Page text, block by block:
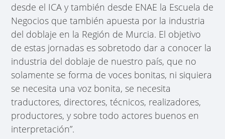
desde el ICA y también desde ENAE la Escuela de
Negocios que también apuesta por la industria
del doblaje en la Región de Murcia. El objetivo
de estas jornadas es sobretodo dar a conocer la
industria del doblaje de nuestro país, que no
solamente se forma de voces bonitas, ni siquiera
se necesita una voz bonita, se necesita
traductores, directores, técnicos, realizadores,
productores, y sobre todo actores buenos en
interpretación”.